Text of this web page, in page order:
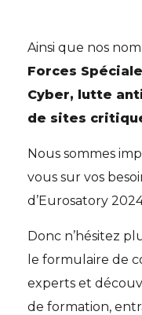
Ainsi que nos
Forces
Cyber, lutte
de sites
Nous sommes
vous sur vos
d’Eurosatory
Donc n’hésitez
le formulaire de
experts et
de formation,